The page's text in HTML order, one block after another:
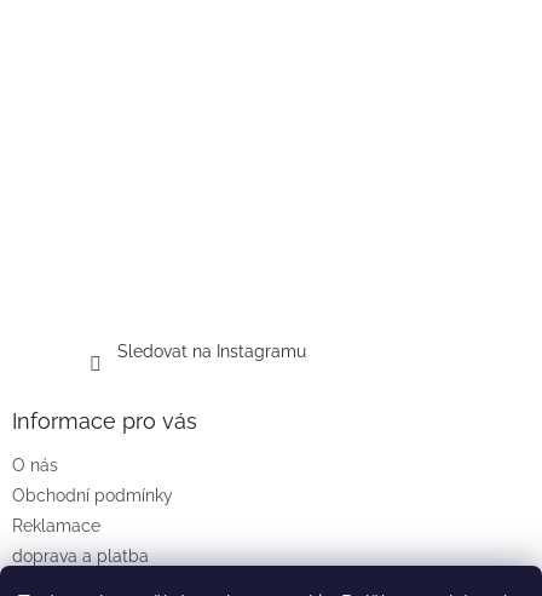
Sledovat na Instagramu
Informace pro vás
O nás
Obchodní podmínky
Reklamace
doprava a platba